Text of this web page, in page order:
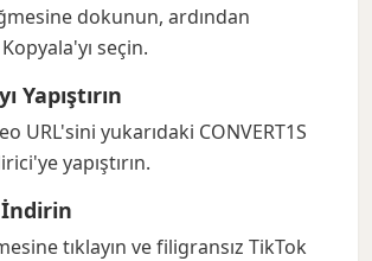
dokunun, ardından
Kopyala'yı seçin.
Yapıştırın
URL'sini yukarıdaki CONVERT1S
yapıştırın.
tıklayın ve filigransız TikTok